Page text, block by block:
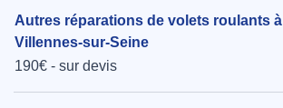
Autres réparations de volets roulants à
Villennes-sur-Seine
190€ - sur devis